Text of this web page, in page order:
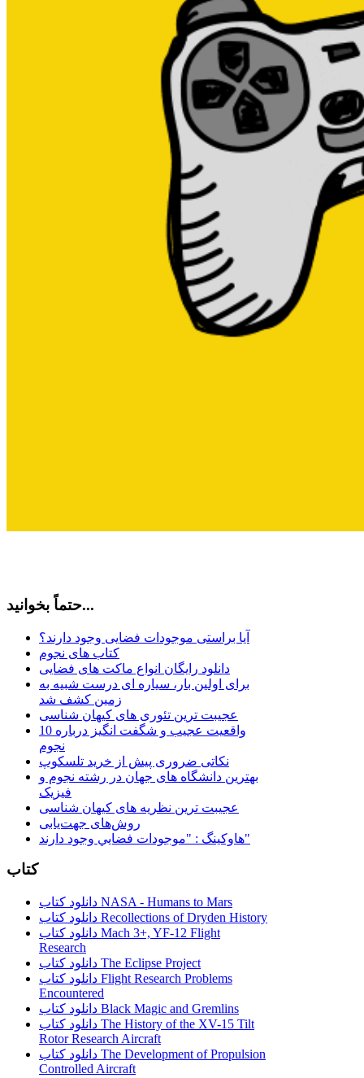
حتماً بخوانید...
آیا براستی موجودات فضایی وجود دارند؟
کتاب های نجوم
دانلود رایگان انواع ماکت های فضایی
برای اولین بار، سیاره ای درست شبیه به
زمین کشف شد
عجیبت ترین تئوری های کیهان شناسی
10 واقعیت عجیب و شگفت انگیز درباره
نجوم
نکاتی ضروری پیش از خرید تلسکوپ
بهترین دانشگاه های جهان در رشته نجوم و
فیزیک
عجیبت ترین نظریه های کیهان شناسی
روش‌های جهت‌یابی
هاوكينگ : "موجودات فضايي وجود دارند"
کتاب
دانلود کتاب NASA - Humans to Mars
دانلود کتاب Recollections of Dryden History
دانلود کتاب Mach 3+, YF-12 Flight
Research
دانلود کتاب The Eclipse Project
دانلود کتاب Flight Research Problems
Encountered
دانلود کتاب Black Magic and Gremlins
دانلود کتاب The History of the XV-15 Tilt
Rotor Research Aircraft
دانلود کتاب The Development of Propulsion
Controlled Aircraft